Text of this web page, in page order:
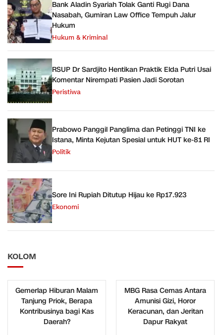
Bank Aladin Syariah Tolak Ganti Rugi Dana
Nasabah, Gumiran Law Office Tempuh Jalur
Hukum
Hukum & Kriminal
RSUP Dr Sardjito Hentikan Praktik Elda Putri Usai
Komentar Nirempati Pasien Jadi Sorotan
Peristiwa
Prabowo Panggil Panglima dan Petinggi TNI ke
Istana, Minta Kejutan Spesial untuk HUT ke-81 RI
Politik
Sore Ini Rupiah Ditutup Hijau ke Rp17.923
Ekonomi
KOLOM
Gemerlap Hiburan Malam
Tanjung Priok, Berapa
Kontribusinya bagi Kas
Daerah?
MBG Rasa Cemas Antara
Amunisi Gizi, Horor
Keracunan, dan Jeritan
Dapur Rakyat